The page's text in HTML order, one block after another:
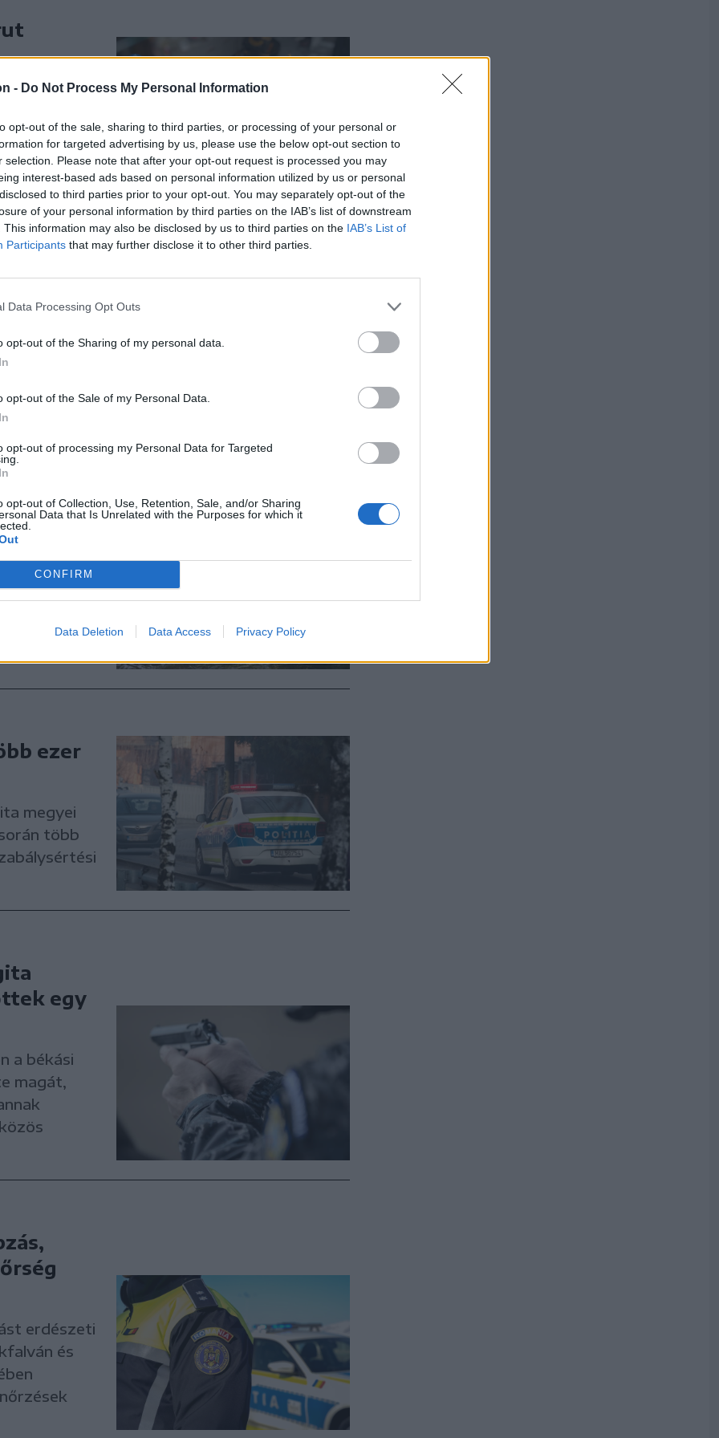
- Do Not Process My Personal Information
opt-out of the sale, sharing to third parties, or processing of your personal or
for targeted advertising by us, please use the below opt-out section to
selection. Please note that after your opt-out request is processed you may
interest-based ads based on personal information utilized by us or personal
to third parties prior to your opt-out. You may separately opt-out of the
of your personal information by third parties on the IAB’s list of downstream
This information may also be disclosed by us to third parties on the IAB’s List of
Participants that may further disclose it to other third parties.
Data Processing Opt Outs
opt-out of the Sharing of my personal data.
opt-out of the Sale of my Personal Data.
opt-out of processing my Personal Data for Targeted
opt-out of Collection, Use, Retention, Sale, and/or Sharing
Data that Is Unrelated with the Purposes for which it
CONFIRM
Data Deletion Data Access Privacy Policy
a
helyszínen
Rendőr-
okozza
és
mert a
Az
ezer
megyei
több
egy
a békási
magát,
erdészeti
és